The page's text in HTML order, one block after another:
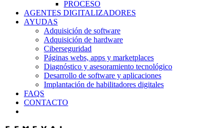
PROCESO
AGENTES DIGITALIZADORES
AYUDAS
Adquisición de software
Adquisición de hardware
Ciberseguridad
Páginas webs, apps y marketplaces
Diagnóstico y asesoramiento tecnológico
Desarrollo de software y aplicaciones
Implantación de habilitadores digitales
FAQS
CONTACTO